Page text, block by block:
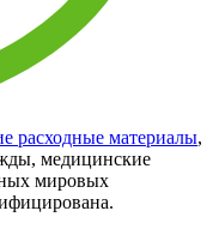
расходные материалы,
медицинские
мировых